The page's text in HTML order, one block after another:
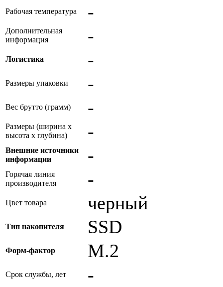
Рабочая температура -
Дополнительная
информация
-
Логистика -
Размеры упаковки -
Вес брутто (грамм) -
Размеры (ширина x
высота x глубина)
-
Внешние источники
информации
-
Горячая линия
производителя
-
Цвет товара черный
Тип накопителя SSD
Форм-фактор M.2
Срок службы, лет -